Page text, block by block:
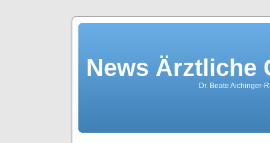
News Ärztliche
Dr. Beate Aichinger-